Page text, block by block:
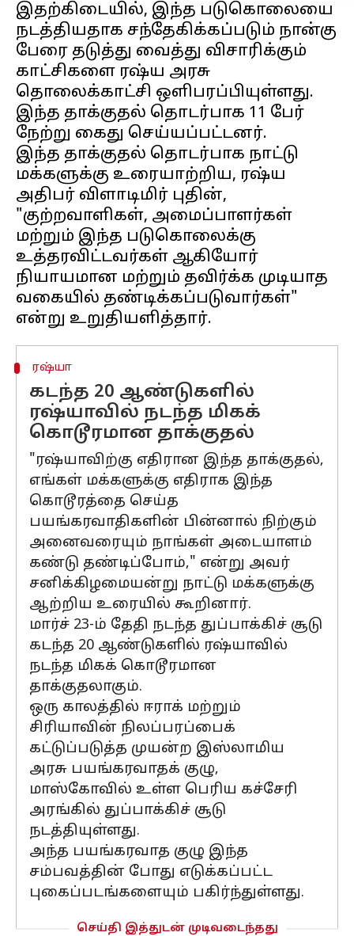
இதற்கிடையில், இந்த படுகொலையை
நடத்தியதாக சந்தேகிக்கப்படும் நான்கு
பேரை தடுத்து வைத்து விசாரிக்கும்
காட்சிகளை ரஷ்ய அரசு
தொலைக்காட்சி ஒளிபரப்பியுள்ளது.
இந்த தாக்குதல் தொடர்பாக 11 பேர்
நேற்று கைது செய்யப்பட்டனர்.
இந்த தாக்குதல் தொடர்பாக நாட்டு
மக்களுக்கு உரையாற்றிய, ரஷ்ய
அதிபர் விளாடிமிர் புதின்,
"குற்றவாளிகள், அமைப்பாளர்கள்
மற்றும் இந்த படுகொலைக்கு
உத்தரவிட்டவர்கள் ஆகியோர்
நியாயமான மற்றும் தவிர்க்க முடியாத
வகையில் தண்டிக்கப்படுவார்கள்"
ரஷ்யா
கடந்த 20 ஆண்டுகளில்
ரஷ்யாவில் நடந்த மிகக்
கொடூரமான தாக்குதல்
"ரஷ்யாவிற்கு எதிரான இந்த தாக்குதல்,
எங்கள் மக்களுக்கு எதிராக இந்த
கொடூரத்தை செய்த
பயங்கரவாதிகளின் பின்னால் நிற்கும்
அனைவரையும் நாங்கள் அடையாளம்
கண்டு தண்டிப்போம்," என்று அவர்
சனிக்கிழமையன்று நாட்டு மக்களுக்கு
ஆற்றிய உரையில் கூறினார்.
மார்ச் 23-ம் தேதி நடந்த துப்பாக்கிச் சூடு
கடந்த 20 ஆண்டுகளில் ரஷ்யாவில்
நடந்த மிகக் கொடூரமான
தாக்குதலாகும்.
ஒரு காலத்தில் ஈராக் மற்றும்
சிரியாவின் நிலப்பரப்பைக்
கட்டுப்படுத்த முயன்ற இஸ்லாமிய
அரசு பயங்கரவாதக் குழு,
மாஸ்கோவில் உள்ள பெரிய கச்சேரி
அரங்கில் துப்பாக்கிச் சூடு
நடத்தியுள்ளது.
அந்த பயங்கரவாத குழு இந்த
சம்பவத்தின் போது எடுக்கப்பட்ட
புகைப்படங்களையும் பகிர்ந்துள்ளது.
செய்தி இத்துடன் முடிவடைந்தது